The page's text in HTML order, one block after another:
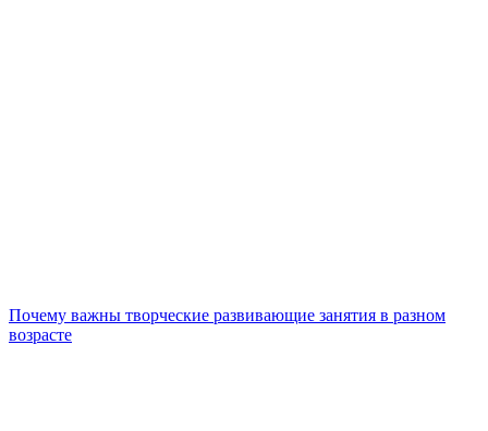
Почему важны творческие развивающие занятия в разном
возрасте